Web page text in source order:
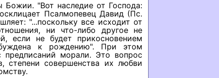
Божии. "Вот наследие от Господа:
Псалмопевец Давид (Пс.
"...поскольку все исходит от
ни что-либо другое не
если не будет прикосновением
к рождению". При этом
предписаний морали. Это вопрос
степени совершенства их любви